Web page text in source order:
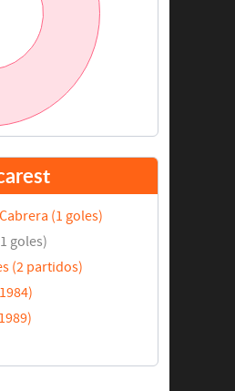
(1 goles)
goles)
(2 partidos)